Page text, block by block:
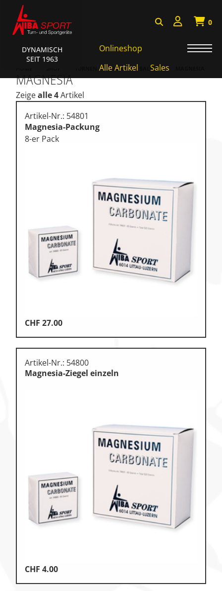
DYNAMISCH
SEIT 1963
0
Onlineshop
Alle Artikel
Sales
AKTIONEN • WIBA SPORT
Basketball Systeme
Fussball • Handballtore
Hockey • Tchouk • Funball
Kampfsport
Klettern & Bouldern
Leichtathletik
Objekteinrichtungen
Therapiebedarf
Training • Vereinsbedarf
Wassersport
Zu den Ersatzteilen
Zu den Print Medien
TURNEN • GYMNASTIK • BALLETT
MAGNESIA
Zeigealle 4Artikel
Artikel-Nr.: 54801
Magnesia-Packung
8-er Pack
CHF 27.00
Artikel-Nr.: 54800
Magnesia-Ziegel einzeln
CHF 4.00